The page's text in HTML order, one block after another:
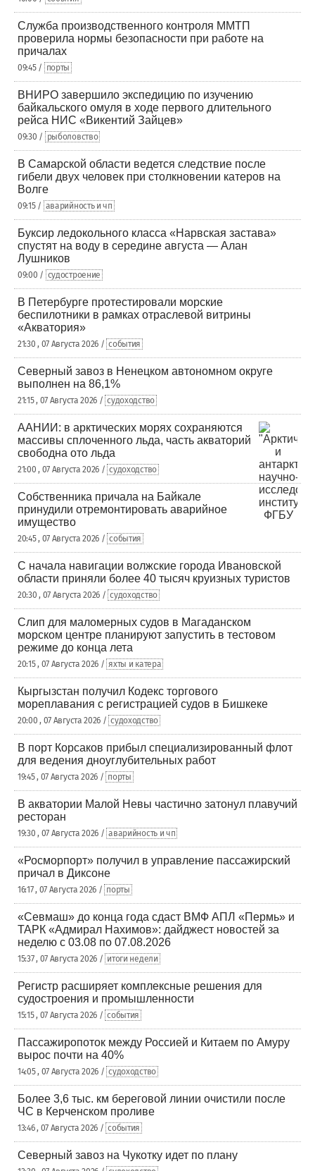
Служба производственного контроля ММТП
проверила нормы безопасности при работе на
причалах
09:45 / порты
ВНИРО завершило экспедицию по изучению
байкальского омуля в ходе первого длительного
рейса НИС «Викентий Зайцев»
09:30 / рыболовство
В Самарской области ведется следствие после
гибели двух человек при столкновении катеров на
Волге
09:15 / аварийность и чп
Буксир ледокольного класса «Нарвская застава»
спустят на воду в середине августа — Алан
Лушников
09:00 / судостроение
В Петербурге протестировали морские
беспилотники в рамках отраслевой витрины
«Акватория»
21:30 , 07 Августа 2026 / события
Северный завоз в Ненецком автономном округе
выполнен на 86,1%
21:15 , 07 Августа 2026 / судоходство
ААНИИ: в арктических морях сохраняются
массивы сплоченного льда, часть акваторий
свободна ото льда
21:00 , 07 Августа 2026 / судоходство
Собственника причала на Байкале
принудили отремонтировать аварийное
имущество
20:45 , 07 Августа 2026 / события
С начала навигации волжские города Ивановской
области приняли более 40 тысяч круизных туристов
20:30 , 07 Августа 2026 / судоходство
Слип для маломерных судов в Магаданском
морском центре планируют запустить в тестовом
режиме до конца лета
20:15 , 07 Августа 2026 / яхты и катера
Кыргызстан получил Кодекс торгового
мореплавания с регистрацией судов в Бишкеке
20:00 , 07 Августа 2026 / судоходство
В порт Корсаков прибыл специализированный флот
для ведения дноуглубительных работ
19:45 , 07 Августа 2026 / порты
В акватории Малой Невы частично затонул плавучий
ресторан
19:30 , 07 Августа 2026 / аварийность и чп
«Росморпорт» получил в управление пассажирский
причал в Диксоне
16:17 , 07 Августа 2026 / порты
«Севмаш» до конца года сдаст ВМФ АПЛ «Пермь» и
ТАРК «Адмирал Нахимов»: дайджест новостей за
неделю с 03.08 по 07.08.2026
15:37 , 07 Августа 2026 / итоги недели
Регистр расширяет комплексные решения для
судостроения и промышленности
15:15 , 07 Августа 2026 / события
Пассажиропоток между Россией и Китаем по Амуру
вырос почти на 40%
14:05 , 07 Августа 2026 / судоходство
Более 3,6 тыс. км береговой линии очистили после
ЧС в Керченском проливе
13:46 , 07 Августа 2026 / события
Северный завоз на Чукотку идет по плану